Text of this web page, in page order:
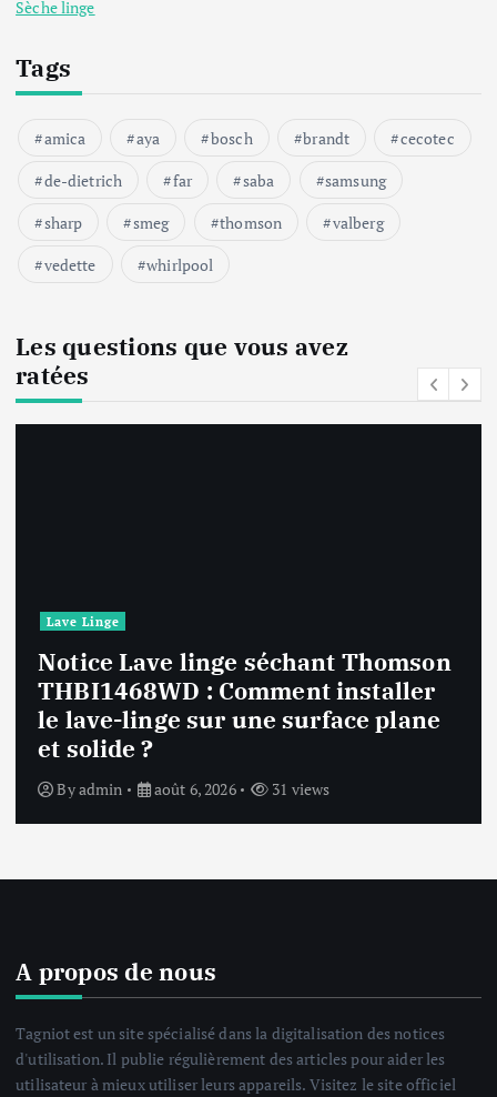
c
a
t
o
n
Sèche linge
Tags
amica aya bosch brandt
cecotec
de-dietrich
far saba
samsung
sharp
smeg thomson
valberg
vedette
whirlpool
Les questions que vous avez
ratées
installer
plane
Lave Linge
Notice Lave linge
F94841WH : Que faire si
Byadmin août 6, 2026
A propos de nous
Tagniot est un site spécialisé dans la digitalisation des notices
d'utilisation. Il publie régulièrement des articles pour aider les
utilisateur à mieux utiliser leurs appareils. Visitez le site officiel